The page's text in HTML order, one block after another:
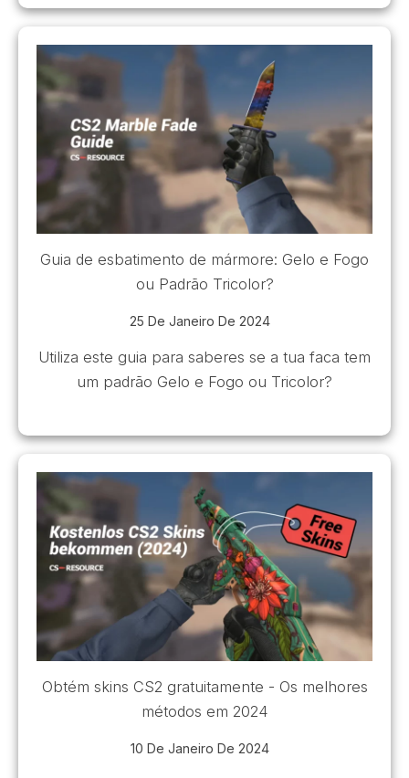
Guia de esbatimento de mármore: Gelo e Fogo
ou Padrão Tricolor?
25 De Janeiro De 2024
Utiliza este guia para saberes se a tua faca tem
um padrão Gelo e Fogo ou Tricolor?
Obtém skins CS2 gratuitamente - Os melhores
métodos em 2024
10 De Janeiro De 2024